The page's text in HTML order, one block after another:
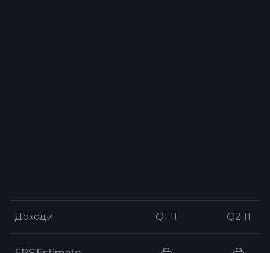
Доходи Q1 11 Q2 11
Доходи Q1 11 Q2 11